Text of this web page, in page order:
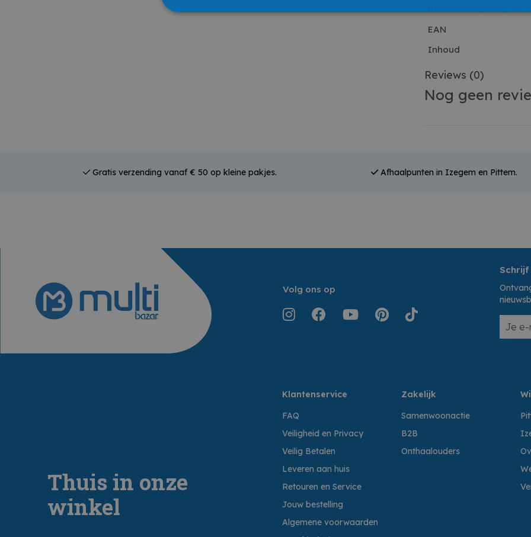
EAN
Inhoud
Reviews (0)
Nog geen
Gratis verzending vanaf € 50 op kleine pakjes. Afhaalpunten in Izegem en Pittem.
Volg ons op
Thuis in onze
winkel
Klantenservice
FAQ
Veiligheid en Privacy
Veilig Betalen
Leveren aan huis
Retouren en Service
Jouw bestelling
Algemene voorwaarden
Zakelijk
Samenwoonactie
B2B
Onthaalouders